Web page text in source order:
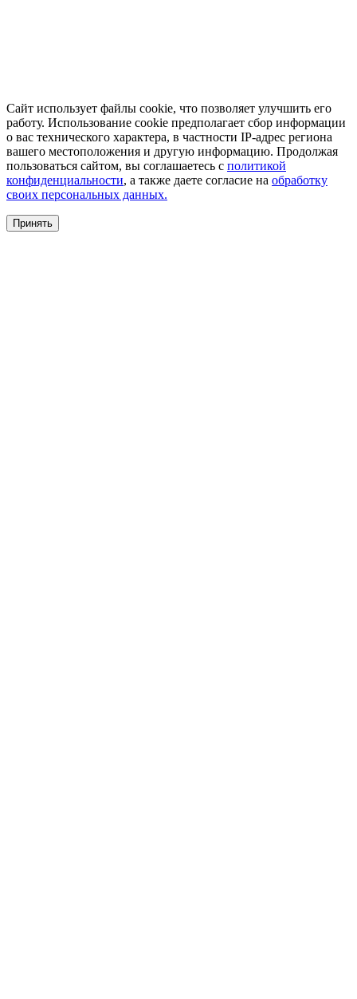
Сайт использует файлы cookie, что позволяет улучшить его
работу. Использование cookie предполагает сбор информации
о вас технического характера, в частности IP-адрес региона
вашего местоположения и другую информацию. Продолжая
пользоваться сайтом, вы соглашаетесь с политикой
конфиденциальности, а также даете согласие на обработку
своих персональных данных.
Принять